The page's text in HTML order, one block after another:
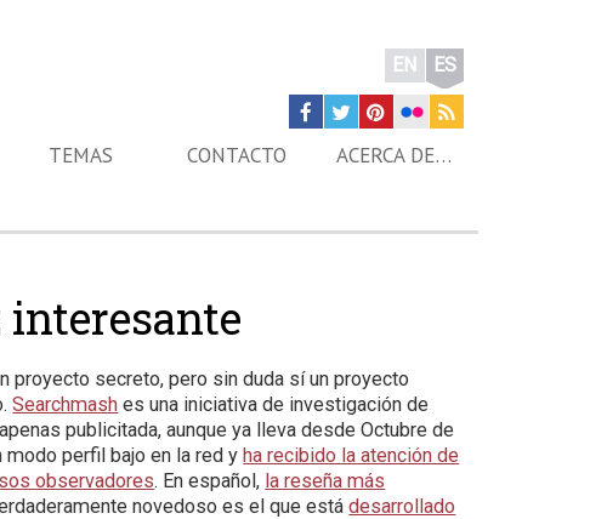
EN ES
TEMAS CONTACTO ACERCA DE…
proyecto secreto, pero sin duda sí un proyecto
Searchmash es una iniciativa de investigación de
publicitada, aunque ya lleva desde Octubre de
modo perfil bajo en la red yha recibido la atención de
observadores. En español, la reseña más
novedoso es el que estádesarrollado